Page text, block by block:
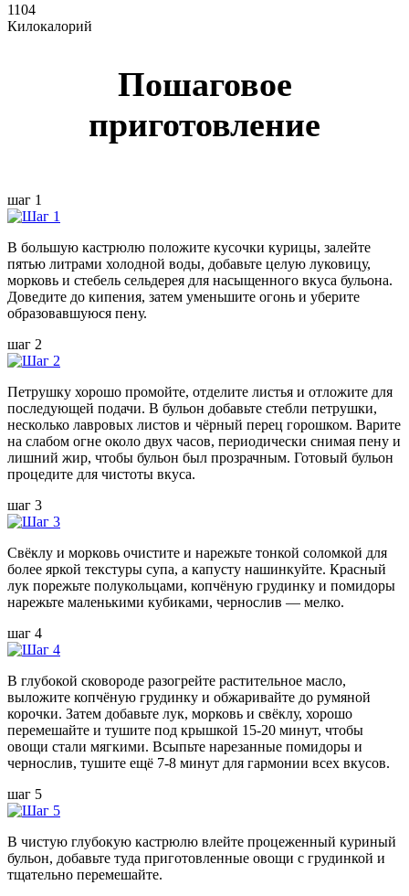
1104
Килокалорий
Пошаговое
приготовление
шаг 1
В большую кастрюлю положите кусочки курицы, залейте
пятью литрами холодной воды, добавьте целую луковицу,
морковь и стебель сельдерея для насыщенного вкуса бульона.
Доведите до кипения, затем уменьшите огонь и уберите
образовавшуюся пену.
шаг 2
Петрушку хорошо промойте, отделите листья и отложите для
последующей подачи. В бульон добавьте стебли петрушки,
несколько лавровых листов и чёрный перец горошком. Варите
на слабом огне около двух часов, периодически снимая пену и
лишний жир, чтобы бульон был прозрачным. Готовый бульон
процедите для чистоты вкуса.
шаг 3
Свёклу и морковь очистите и нарежьте тонкой соломкой для
более яркой текстуры супа, а капусту нашинкуйте. Красный
лук порежьте полукольцами, копчёную грудинку и помидоры
нарежьте маленькими кубиками, чернослив — мелко.
шаг 4
В глубокой сковороде разогрейте растительное масло,
выложите копчёную грудинку и обжаривайте до румяной
корочки. Затем добавьте лук, морковь и свёклу, хорошо
перемешайте и тушите под крышкой 15-20 минут, чтобы
овощи стали мягкими. Всыпьте нарезанные помидоры и
чернослив, тушите ещё 7-8 минут для гармонии всех вкусов.
шаг 5
В чистую глубокую кастрюлю влейте процеженный куриный
бульон, добавьте туда приготовленные овощи с грудинкой и
тщательно перемешайте.